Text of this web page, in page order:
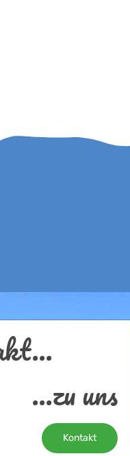
...zu uns
Kontakt